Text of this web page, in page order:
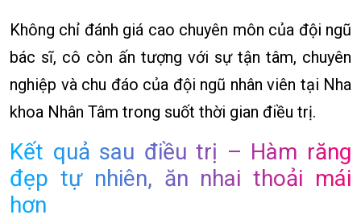
Không chỉ đánh giá cao chuyên môn của đội ngũ
bác sĩ, cô còn ấn tượng với sự tận tâm, chuyên
nghiệp và chu đáo của đội ngũ nhân viên tại Nha
khoa Nhân Tâm trong suốt thời gian điều trị.
Kết quả sau điều trị – Hàm răng
đẹp tự nhiên, ăn nhai thoải mái
hơn